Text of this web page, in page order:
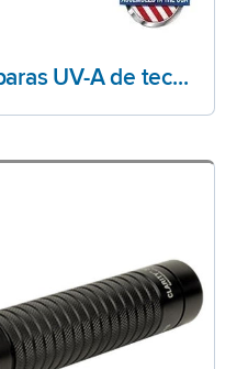
Spectro UV – Lámparas UV-A de techo